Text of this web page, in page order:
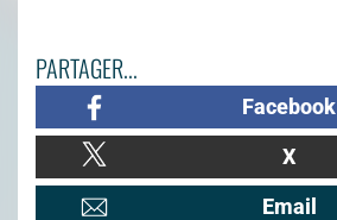
PARTAGER...
Facebook
X
Email